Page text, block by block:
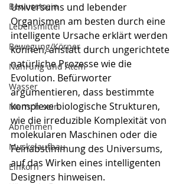
Bewusstsein
Lebensmittel
Bewegung/Körper
Nahrung und Atem
Wasser
Mensch sein
Abnehmen
Muskelaufbau
Einkorn
Universums und lebender
Organismen am besten durch eine
intelligente Ursache erklärt werden
können, anstatt durch ungerichtete
natürliche Prozesse wie die
Evolution. Befürworter
argumentieren, dass bestimmte
komplexe biologische Strukturen,
wie die irreduzible Komplexität von
molekularen Maschinen oder die
Feinabstimmung des Universums,
auf das Wirken eines intelligenten
Designers hinweisen.